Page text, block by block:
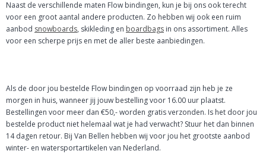
Naast de verschillende maten Flow bindingen, kun je bij ons ook terecht
voor een groot aantal andere producten. Zo hebben wij ook een ruim
aanbod snowboards, skikleding en boardbags in ons assortiment. Alles
voor een scherpe prijs en met de aller beste aanbiedingen.
Als de door jou bestelde Flow bindingen op voorraad zijn heb je ze
morgen in huis, wanneer jij jouw bestelling voor 16.00 uur plaatst.
Bestellingen voor meer dan €50,- worden gratis verzonden. Is het door jou
bestelde product niet helemaal wat je had verwacht? Stuur het dan binnen
14 dagen retour. Bij Van Bellen hebben wij voor jou het grootste aanbod
winter- en watersportartikelen van Nederland.